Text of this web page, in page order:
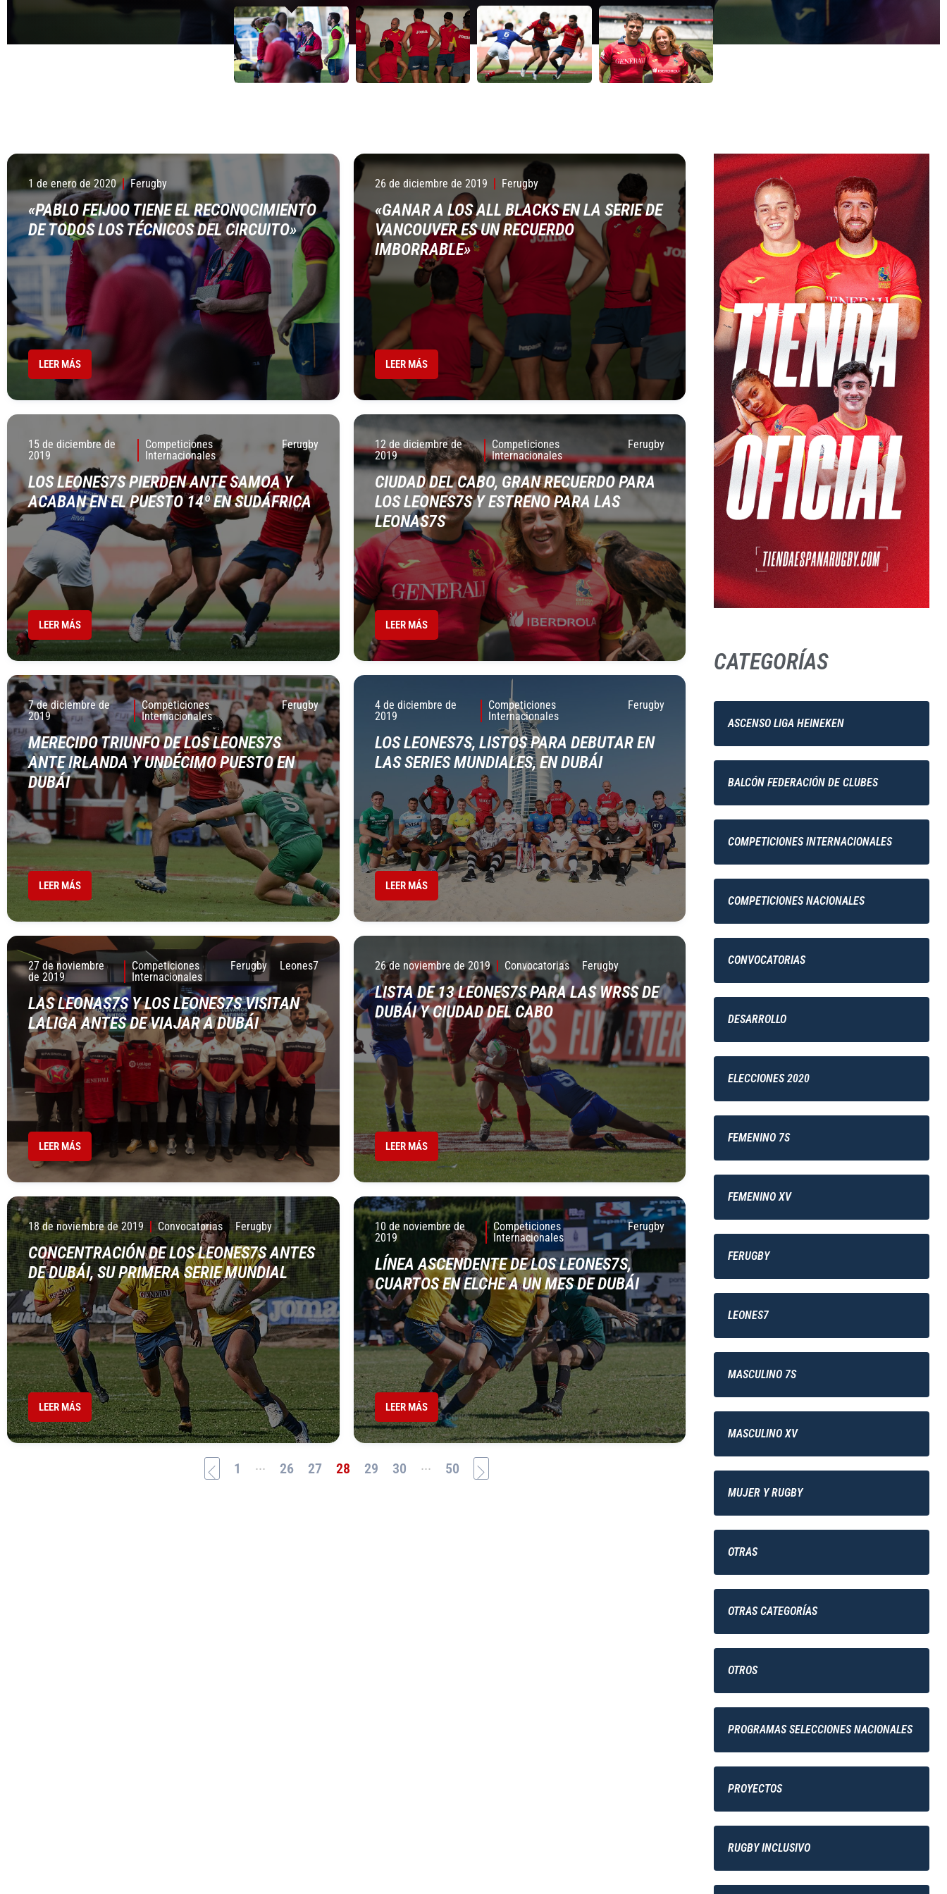
1 de enero de 2020 Ferugby
«PABLO FEIJOO TIENE EL RECONOCIMIENTO
DE TODOS LOS TÉCNICOS DEL CIRCUITO»
LEER MÁS
26 de diciembre de 2019 Ferugby
«GANAR A LOS ALL BLACKS EN LA SERIE DE
VANCOUVER ES UN RECUERDO
IMBORRABLE»
LEER MÁS
15 de diciembre de
2019
Competiciones
Internacionales
Ferugby
LOS LEONES7S PIERDEN ANTE SAMOA Y
ACABAN EN EL PUESTO 14º EN SUDÁFRICA
LEER MÁS
12 de diciembre de
2019
Competiciones
Internacionales
Ferugby
CIUDAD DEL CABO, GRAN RECUERDO PARA
LOS LEONES7S Y ESTRENO PARA LAS
LEONAS7S
LEER MÁS
7 de diciembre de
2019
Competiciones
Internacionales
Ferugby
MERECIDO TRIUNFO DE LOS LEONES7S
ANTE IRLANDA Y UNDÉCIMO PUESTO EN
DUBÁI
LEER MÁS
4 de diciembre de
2019
Competiciones
Internacionales
Ferugby
LOS LEONES7S, LISTOS PARA DEBUTAR EN
LAS SERIES MUNDIALES, EN DUBÁI
LEER MÁS
27 de noviembre
de 2019
Competiciones
Internacionales
Ferugby Leones7
LAS LEONAS7S Y LOS LEONES7S VISITAN
LALIGA ANTES DE VIAJAR A DUBÁI
LEER MÁS
26 de noviembre de 2019 Convocatorias Ferugby
LISTA DE 13 LEONES7S PARA LAS WRSS DE
DUBÁI Y CIUDAD DEL CABO
LEER MÁS
18 de noviembre de 2019 Convocatorias Ferugby
CONCENTRACIÓN DE LOS LEONES7S ANTES
DE DUBÁI, SU PRIMERA SERIE MUNDIAL
LEER MÁS
10 de noviembre de
2019
Competiciones
Internacionales
Ferugby
LÍNEA ASCENDENTE DE LOS LEONES7S,
CUARTOS EN ELCHE A UN MES DE DUBÁI
LEER MÁS
1 ... 26 27 28 29 30 ... 50
CATEGORÍAS
ASCENSO LIGA HEINEKEN
BALCÓN FEDERACIÓN DE CLUBES
COMPETICIONES INTERNACIONALES
COMPETICIONES NACIONALES
CONVOCATORIAS
DESARROLLO
ELECCIONES 2020
FEMENINO 7S
FEMENINO XV
FERUGBY
LEONES7
MASCULINO 7S
MASCULINO XV
MUJER Y RUGBY
OTRAS
OTRAS CATEGORÍAS
OTROS
PROGRAMAS SELECCIONES NACIONALES
PROYECTOS
RUGBY INCLUSIVO